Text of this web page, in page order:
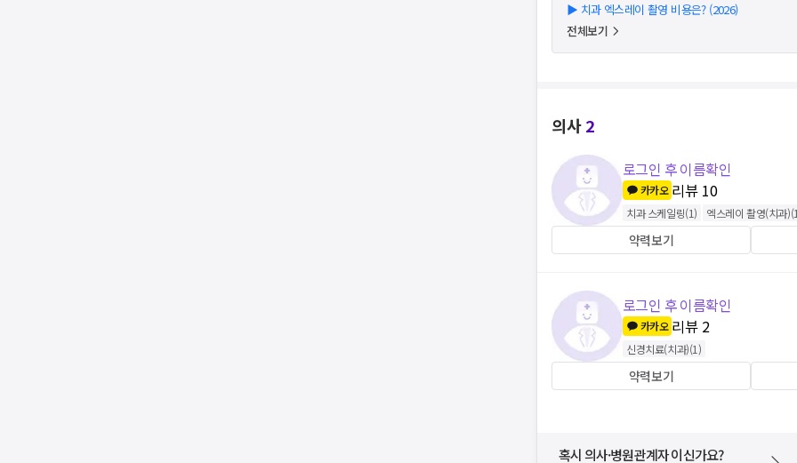
▶ 치과 엑스레이 촬영 비용은? (2026)
전체보기
의사2
로그인 후 이름확인
카카오 리뷰 10
치과 스케일링(1) 엑스레이 촬영(치과)(1
약력보기
로그인 후 이름확인
카카오 리뷰 2
신경치료(치과)(1)
약력보기
혹시 의사·병원관계자 이신가요?